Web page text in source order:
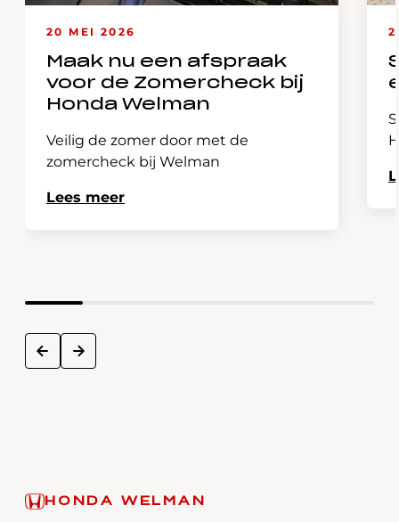
20 MEI 2026
Maak nu een afspraak
voor de Zomercheck bij
Honda Welman
Veilig de zomer door met de
zomercheck bij Welman
Lees meer
prev next
HONDA WELMAN